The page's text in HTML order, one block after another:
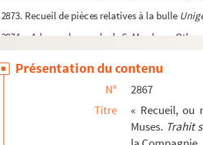
2873. Recueil de pièces relatives à la bulle
2874. « Adresse du peuple de S. Mards-en-
2876. « Office du saint baptesme, en françois »
2878. Pièces relatives à l'école secondaire
Présentation du contenu
N°
2867
Titre
« Recueil, ou
Muses. Trahit